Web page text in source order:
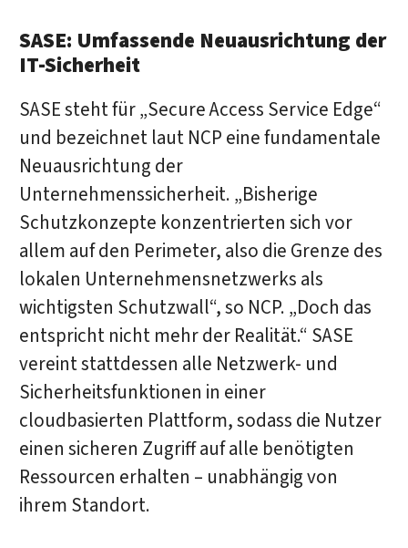
SASE: Umfassende Neuausrichtung der
IT-Sicherheit
SASE steht für „Secure Access Service Edge“
und bezeichnet laut NCP eine fundamentale
Neuausrichtung der
Unternehmenssicherheit. „Bisherige
Schutzkonzepte konzentrierten sich vor
allem auf den Perimeter, also die Grenze des
lokalen Unternehmensnetzwerks als
wichtigsten Schutzwall“, so NCP. „Doch das
entspricht nicht mehr der Realität.“ SASE
vereint stattdessen alle Netzwerk- und
Sicherheitsfunktionen in einer
cloudbasierten Plattform, sodass die Nutzer
einen sicheren Zugriff auf alle benötigten
Ressourcen erhalten – unabhängig von
ihrem Standort.